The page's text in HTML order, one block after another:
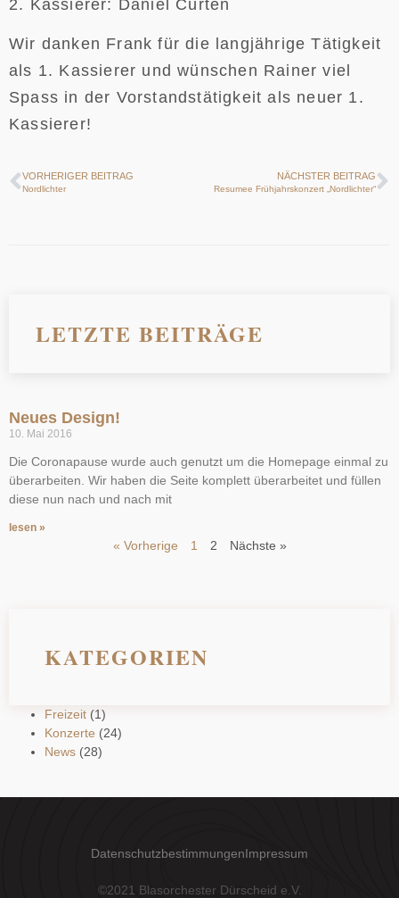
2. Kassierer: Daniel Cürten
Wir danken Frank für die langjährige Tätigkeit
als 1. Kassierer und wünschen Rainer viel
Spass in der Vorstandstätigkeit als neuer 1.
Kassierer!
VORHERIGER BEITRAG
Nordlichter
NÄCHSTER BEITRAG
Resumee Frühjahrskonzert „Nordlichter“
LETZTE BEITRÄGE
Neues Design!
10. Mai 2016
Die Coronapause wurde auch genutzt um die Homepage einmal zu
überarbeiten. Wir haben die Seite komplett überarbeitet und füllen
diese nun nach und nach mit
lesen »
« Vorherige 1 2 Nächste »
KATEGORIEN
Freizeit (1)
Konzerte (24)
News (28)
©2021 Blasorchester Dürscheid e.V.
DatenschutzbestimmungenImpressum